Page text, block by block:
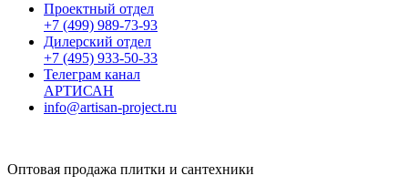
Проектный отдел
+7 (499) 989-73-93
Дилерский отдел
+7 (495) 933-50-33
Телеграм канал
АРТИСАН
info@artisan-project.ru
Оптовая продажа плитки и сантехники